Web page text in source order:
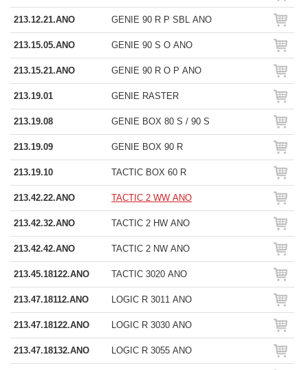
213.12.21.ANO GENIE 90 R P SBL ANO
213.15.05.ANO GENIE 90 S O ANO
213.15.21.ANO GENIE 90 R O P ANO
213.19.01 GENIE RASTER
213.19.08 GENIE BOX 80 S / 90 S
213.19.09 GENIE BOX 90 R
213.19.10 TACTIC BOX 60 R
213.42.22.ANO TACTIC 2 WW ANO
213.42.32.ANO TACTIC 2 HW ANO
213.42.42.ANO TACTIC 2 NW ANO
213.45.18122.ANO TACTIC 3020 ANO
213.47.18112.ANO LOGIC R 3011 ANO
213.47.18122.ANO LOGIC R 3030 ANO
213.47.18132.ANO LOGIC R 3055 ANO